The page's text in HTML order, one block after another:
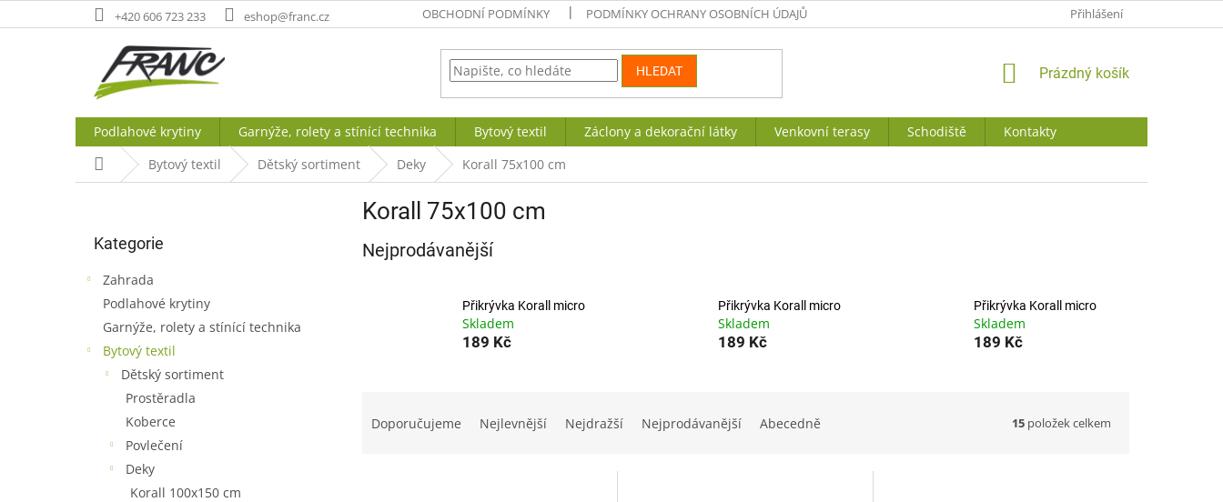
na
+420 606 723 233 eshop@franc.cz OBCHODNÍ PODMÍNKY PODMÍNKY OCHRANY OSOBNÍCH ÚDAJŮ Přihlášení
HLEDAT
NÁKUPNÍ
Prázdný košík
Podlahové krytiny Garnýže, rolety a stínící technika Bytový textil Záclony a dekorační látky Venkovní terasy Schodiště
Kontakty
Domů Bytový textil Dětský sortiment Deky Korall 75x100 cm
kategorie
Kategorie
Zahrada
Podlahové krytiny
Garnýže, rolety a stínící technika
Bytový textil
Dětský sortiment
Prostěradla
Koberce
Povlečení
Deky
Korall 100x150 cm
Korall 75x100 cm
Nejprodávanější
Přikrývka Korall micro
Skladem
189 Kč
Přikrývka Korall micro
Skladem
189 Kč
Přikrývka Korall micro
Skladem
189 Kč
Doporučujeme Nejlevnější Nejdražší Nejprodávanější Abecedně 15 položek celkem